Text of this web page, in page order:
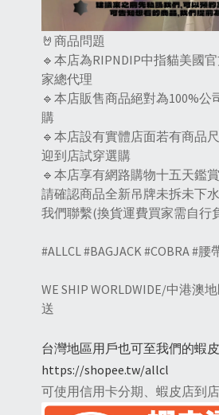
🤘商品問題
🔹本店為RIPNDIP中指貓美國
家總代理
🔹本店販售商品絕對為100%公
購
🔹本店設有實體店面若有商品
迎到店試穿選購
🔹本店享有網路購物十五天鑑
請確認商品全新吊牌未拆未下
我們聯繫(換貨運費買家需自行
#ALLCL #BAGJACK #COBRA #腰
WE SHIP WORLDWIDE/中港澳
送
台灣地區用戶也可至我們的蝦皮
https://shopee.tw/allcl
可使用信用卡分期、蝦皮店到